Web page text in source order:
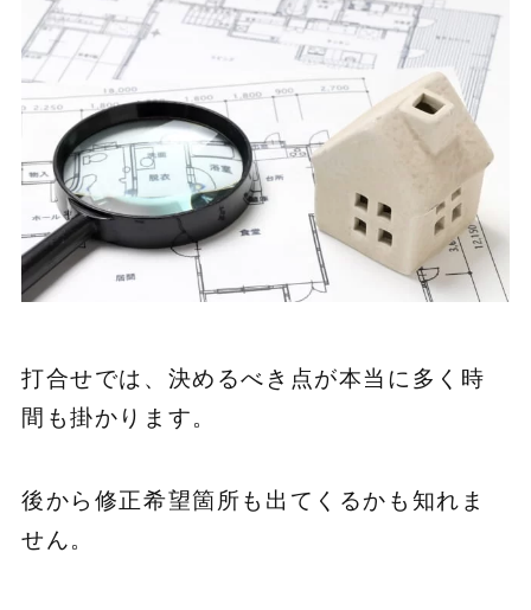
打合せでは、決めるべき点が本当に多く時
間も掛かります。
後から修正希望箇所も出てくるかも知れま
せん。